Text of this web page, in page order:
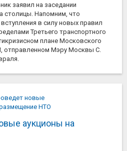
заявил на заседании
столицы. Напомним, что
в силу новых правил
Третьего транспортного
плане Московского
отправленном Мэру Москвы С.
аукционы на